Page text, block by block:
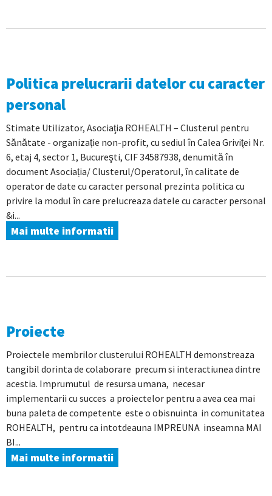
Politica prelucrarii datelor cu caracter
personal
Stimate Utilizator, Asociaţia ROHEALTH – Clusterul pentru
Sănătate - organizație non-profit, cu sediul în Calea Griviţei Nr.
6, etaj 4, sector 1, Bucureşti, CIF 34587938, denumită în
document Asociația/ Clusterul/Operatorul, în calitate de
operator de date cu caracter personal prezinta politica cu
privire la modul în care prelucreaza datele cu caracter personal
&i...
Mai multe informatii
Proiecte
Proiectele membrilor clusterului ROHEALTH demonstreaza
tangibil dorinta de colaborare precum si interactiunea dintre
acestia. Imprumutul de resursa umana, necesar
implementarii cu succes a proiectelor pentru a avea cea mai
buna paleta de competente este o obisnuinta in comunitatea
ROHEALTH, pentru ca intotdeauna IMPREUNA inseamna MAI
BI...
Mai multe informatii